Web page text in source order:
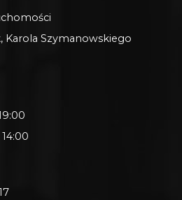
są objęte
w PZU.
Karola Szymanowskiego